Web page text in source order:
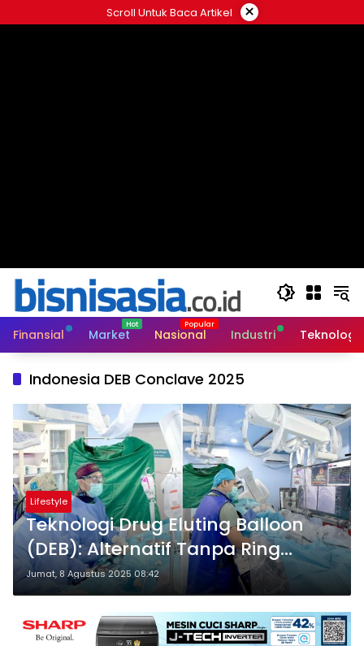
ke
Scroll Untuk Baca Artikel ×
Finansial Market Nasional Industri Teknologi
Indonesia DEB Conclave 2025
Lifestyle
Teknologi Drug Eluting Balloon
(DEB): Alternatif Tanpa Ring
untuk Pasien Jantung Koroner
Jumat, 8 Agustus 2025 08:42